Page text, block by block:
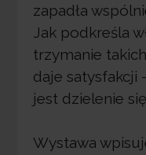
zapadła
Jak podkreśla
trzymanie
daje satysfakcji
jest dzielenie
Wystawa